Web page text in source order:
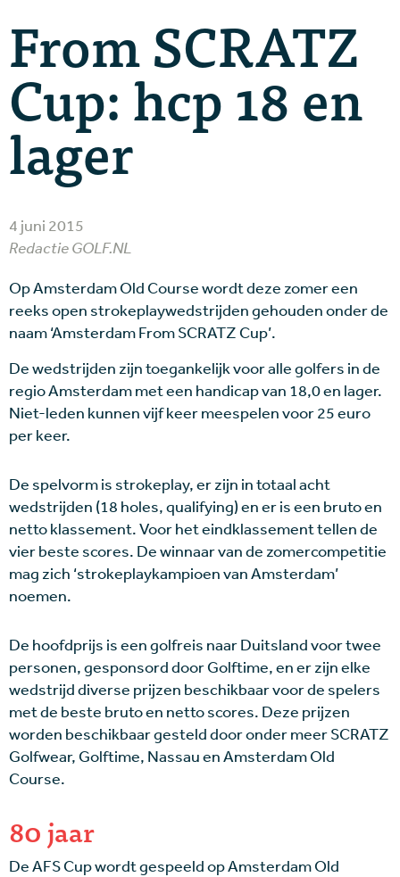
From SCRATZ
Cup: hcp 18 en
lager
4 juni 2015
Redactie GOLF.NL
Op Amsterdam Old Course wordt deze zomer een
reeks open strokeplaywedstrijden gehouden onder de
naam ‘Amsterdam From SCRATZ Cup’.
De wedstrijden zijn toegankelijk voor alle golfers in de
regio Amsterdam met een handicap van 18,0 en lager.
Niet-leden kunnen vijf keer meespelen voor 25 euro
per keer.
De spelvorm is strokeplay, er zijn in totaal acht
wedstrijden (18 holes, qualifying) en er is een bruto en
netto klassement. Voor het eindklassement tellen de
vier beste scores. De winnaar van de zomercompetitie
mag zich ‘strokeplaykampioen van Amsterdam’
noemen.
De hoofdprijs is een golfreis naar Duitsland voor twee
personen, gesponsord door Golftime, en er zijn elke
wedstrijd diverse prijzen beschikbaar voor de spelers
met de beste bruto en netto scores. Deze prijzen
worden beschikbaar gesteld door onder meer SCRATZ
Golfwear, Golftime, Nassau en Amsterdam Old
Course.
80 jaar
De AFS Cup wordt gespeeld op Amsterdam Old